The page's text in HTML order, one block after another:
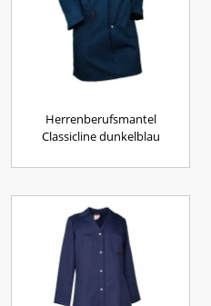
Herrenberufsmantel
Classicline dunkelblau